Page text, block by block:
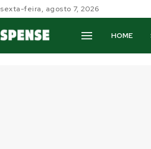
sexta-feira, agosto 7, 2026
HOME